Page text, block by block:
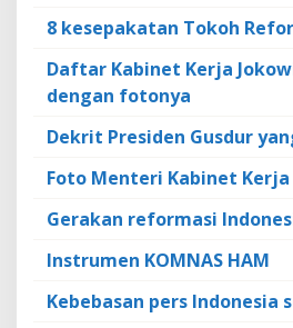
8 kesepakatan Tokoh
Daftar Kabinet Kerja
dengan fotonya
Dekrit Presiden Gusdur
Foto Menteri Kabinet
Gerakan reformasi
Instrumen KOMNAS HAM
Kebebasan pers Indonesia